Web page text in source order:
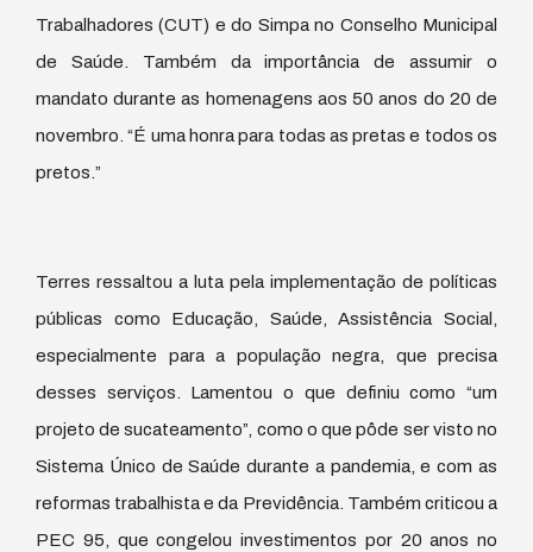
Trabalhadores (CUT) e do Simpa no Conselho Municipal
de Saúde. Também da importância de assumir o
mandato durante as homenagens aos 50 anos do 20 de
novembro. “É uma honra para todas as pretas e todos os
pretos.”
Terres ressaltou a luta pela implementação de políticas
públicas como Educação, Saúde, Assistência Social,
especialmente para a população negra, que precisa
desses serviços. Lamentou o que definiu como “um
projeto de sucateamento”, como o que pôde ser visto no
Sistema Único de Saúde durante a pandemia, e com as
reformas trabalhista e da Previdência. Também criticou a
PEC 95, que congelou investimentos por 20 anos no